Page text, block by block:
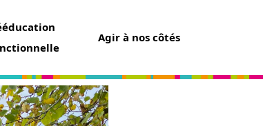
Agir à nos côtés